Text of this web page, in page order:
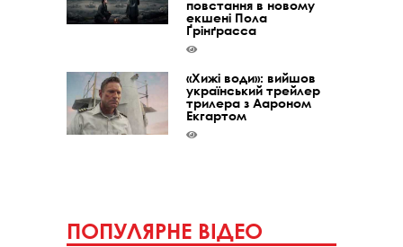
повстання в новому
екшені Пола
Ґрінґрасса
«Хижі води»: вийшов
український трейлер
трилера з Аароном
Екгартом
ПОПУЛЯРНЕ ВІДЕО